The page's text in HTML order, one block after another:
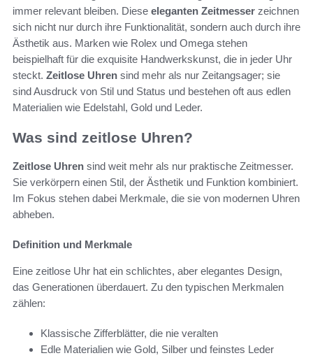
immer relevant bleiben. Diese eleganten Zeitmesser zeichnen
sich nicht nur durch ihre Funktionalität, sondern auch durch ihre
Ästhetik aus. Marken wie Rolex und Omega stehen
beispielhaft für die exquisite Handwerkskunst, die in jeder Uhr
steckt. Zeitlose Uhren sind mehr als nur Zeitangsager; sie
sind Ausdruck von Stil und Status und bestehen oft aus edlen
Materialien wie Edelstahl, Gold und Leder.
Was sind zeitlose Uhren?
Zeitlose Uhren sind weit mehr als nur praktische Zeitmesser.
Sie verkörpern einen Stil, der Ästhetik und Funktion kombiniert.
Im Fokus stehen dabei Merkmale, die sie von modernen Uhren
abheben.
Definition und Merkmale
Eine zeitlose Uhr hat ein schlichtes, aber elegantes Design,
das Generationen überdauert. Zu den typischen Merkmalen
zählen:
Klassische Zifferblätter, die nie veralten
Edle Materialien wie Gold, Silber und feinstes Leder